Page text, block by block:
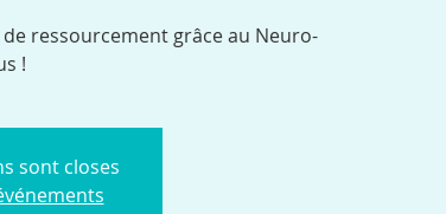
ressourcement grâce au Neuro-
!
sont closes